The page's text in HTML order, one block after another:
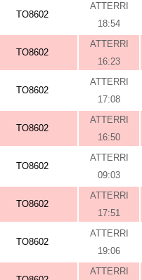
TO8602
ATTERRI
18:54
TO8602
ATTERRI
16:23
TO8602
ATTERRI
17:08
TO8602
ATTERRI
16:50
TO8602
ATTERRI
09:03
TO8602
ATTERRI
17:51
TO8602
ATTERRI
19:06
ATTERRI